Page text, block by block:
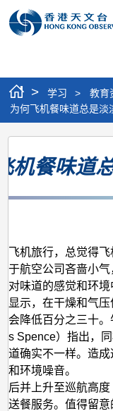
> 学习 > 教育
为何飞机餐味道总是淡
为
何
味
道
总
是
淡
淡
的？
机餐味道
飞机旅行，总觉得
于航空公司吝啬小气
对味道的感觉和环
显示，在干燥和气
会降低百分之三十
Spence）指出，
道确实不一样。造
和环境噪音。
后并上升至巡航高
送餐服务。值得留